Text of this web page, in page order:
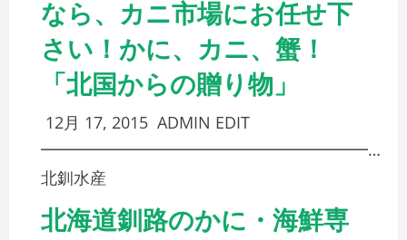
なら、カニ市場にお任せ下
さい！かに、カニ、蟹！
「北国からの贈り物」
12月 17, 2015 ADMIN EDIT
━━━━━━━━━━━━━━━━━━━━…
北釧水産
北海道釧路のかに・海鮮専